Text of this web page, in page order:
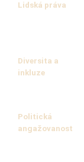
Lidská práva
Diversita a
inkluze
Politická
angažovanost